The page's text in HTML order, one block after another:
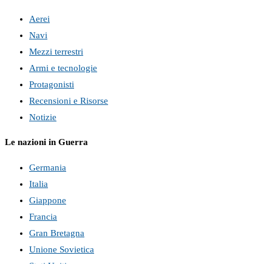
Aerei
Navi
Mezzi terrestri
Armi e tecnologie
Protagonisti
Recensioni e Risorse
Notizie
Le nazioni in Guerra
Germania
Italia
Giappone
Francia
Gran Bretagna
Unione Sovietica